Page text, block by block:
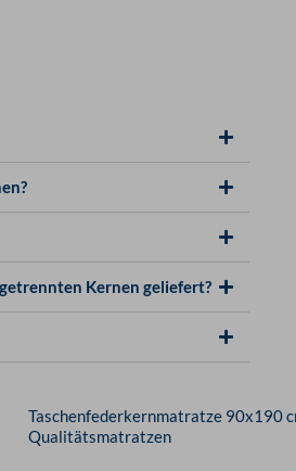
Kernen geliefert?
Taschenfederkernmatratze 90x190
Qualitätsmatratzen